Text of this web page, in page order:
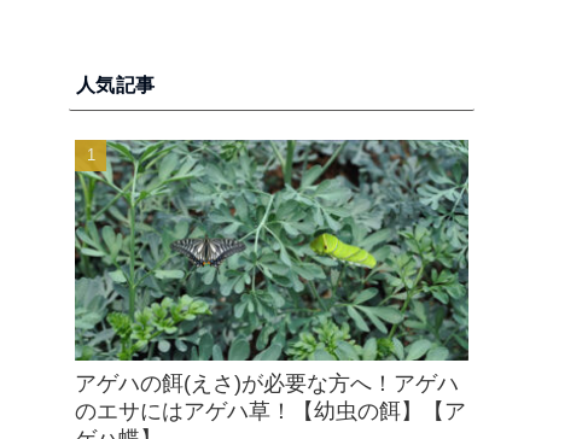
人気記事
アゲハの餌(えさ)が必要な方へ！アゲハ
のエサにはアゲハ草！【幼虫の餌】【ア